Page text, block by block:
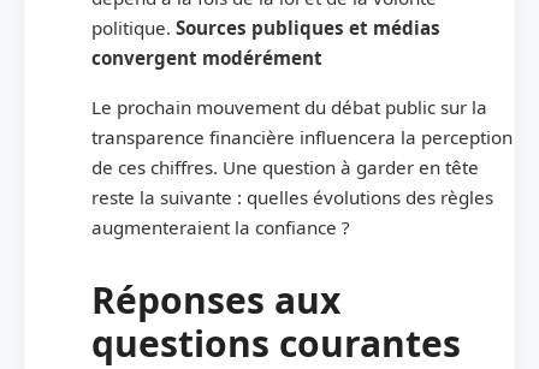
politique. Sources publiques et médias
convergent modérément
Le prochain mouvement du débat public sur la
transparence financière influencera la perception
de ces chiffres. Une question à garder en tête
reste la suivante : quelles évolutions des règles
augmenteraient la confiance ?
Réponses aux
questions courantes